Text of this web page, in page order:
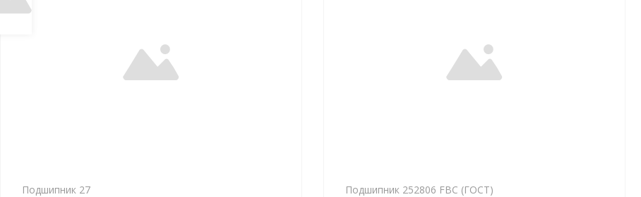
Подшипник 27 Подшипник 252806 FBC (ГОСТ)